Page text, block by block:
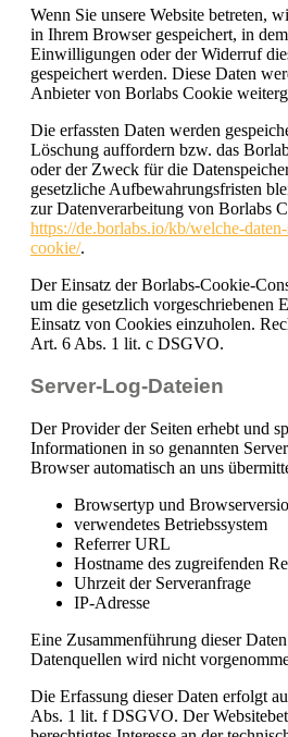
Wenn Sie unsere Website betreten,
in Ihrem Browser gespeichert, in
Einwilligungen oder der Widerruf
gespeichert werden. Diese Daten
Anbieter von Borlabs Cookie
Die erfassten Daten werden
Löschung auffordern bzw. das
oder der Zweck für die
gesetzliche Aufbewahrungsfristen
zur Datenverarbeitung von Borlabs
https://de.borlabs.io/kb/welche-
cookie/.
Der Einsatz der Borlabs-Cookie-
um die gesetzlich vorgeschriebenen
Einsatz von Cookies einzuholen.
Art. 6 Abs. 1 lit. c DSGVO.
Server-Log-Dateien
Der Provider der Seiten erhebt und
Informationen in so genannten
Browser automatisch an uns
Browsertyp und
verwendetes Betriebssystem
Referrer URL
Hostname des zugreifenden
Uhrzeit der Serveranfrage
IP-Adresse
Eine Zusammenführung dieser
Datenquellen wird nicht
Die Erfassung dieser Daten erfolgt
Abs. 1 lit. f DSGVO. Der